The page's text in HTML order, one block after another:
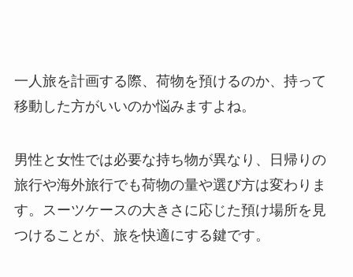
一人旅を計画する際、荷物を預けるのか、持って
移動した方がいいのか悩みますよね。
男性と女性では必要な持ち物が異なり、日帰りの
旅行や海外旅行でも荷物の量や選び方は変わりま
す。スーツケースの大きさに応じた預け場所を見
つけることが、旅を快適にする鍵です。